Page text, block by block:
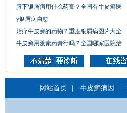
腋下银屑病用什么药膏？全国有牛皮癣医
y银屑病自愈
治疗牛皮癣的药物？重度银屑病图片大全
牛皮癣用激素药膏行吗？全国哪家医院治
网站首页 牛皮癣病因